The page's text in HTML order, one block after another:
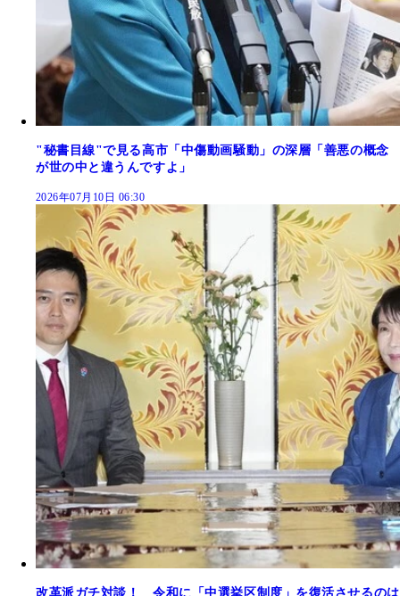
"秘書目線"で見る高市「中傷動画騒動」の深層「善悪の概念
が世の中と違うんですよ」
2026年07月10日 06:30
改革派ガチ対談！ 令和に「中選挙区制度」を復活させるのは